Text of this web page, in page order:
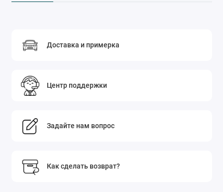
Доставка и примерка
Центр поддержки
Задайте нам вопрос
Как сделать возврат?